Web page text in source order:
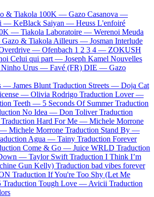
& Tiakola 100K — Gazo Casanova —
— KeBlack Saiyan — Heuss L'enfoiré
— Tiakola Laboratoire — Werenoi Meuda
Gazo & Tiakola Ailleurs — Josman Interlude
— Ofenbach 1 2 3 4 — ZOKUSH
Celui qui part — Joseph Kamel Nouvelles
Ninho Urus — Favé (FR) DIE — Gazo
— James Blunt Traduction Streets — Doja Cat
— Olivia Rodrigo Traduction Lover —
Teeth — 5 Seconds Of Summer Traduction
No Idea — Don Toliver Traduction
Traduction Hard For Me — Michele Morrone
— Michele Morrone Traduction Stand By —
Agua — Tainy Traduction Forever
Come & Go — Juice WRLD Traduction
— Taylor Swift Traduction I Think I’m
Gun Kelly) Traduction bad vibes forever
Traduction If You're Too Shy (Let Me
Traduction Tough Love — Avicii Traduction